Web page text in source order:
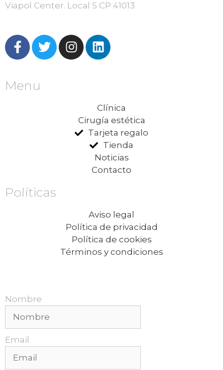
Viapol Center. Local 5 CP 41013
Menu
Clínica
Cirugía estética
Tarjeta regalo
Tienda
Noticias
Contacto
Políticas
Aviso legal
Política de privacidad
Política de cookies
Términos y condiciones
Nombre
Email